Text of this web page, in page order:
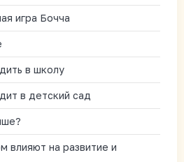
игра Бочча
в школу
в детский сад
влияют на развитие и